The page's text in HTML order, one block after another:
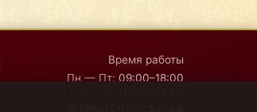
Время работы
Пн — Пт:09:00–18:00